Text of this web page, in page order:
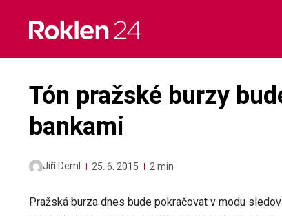
content
Tón pražské burzy
bankami
Jiří Deml 25. 6. 2015 2 min
Pražská burza dnes bude pokračovat v modu